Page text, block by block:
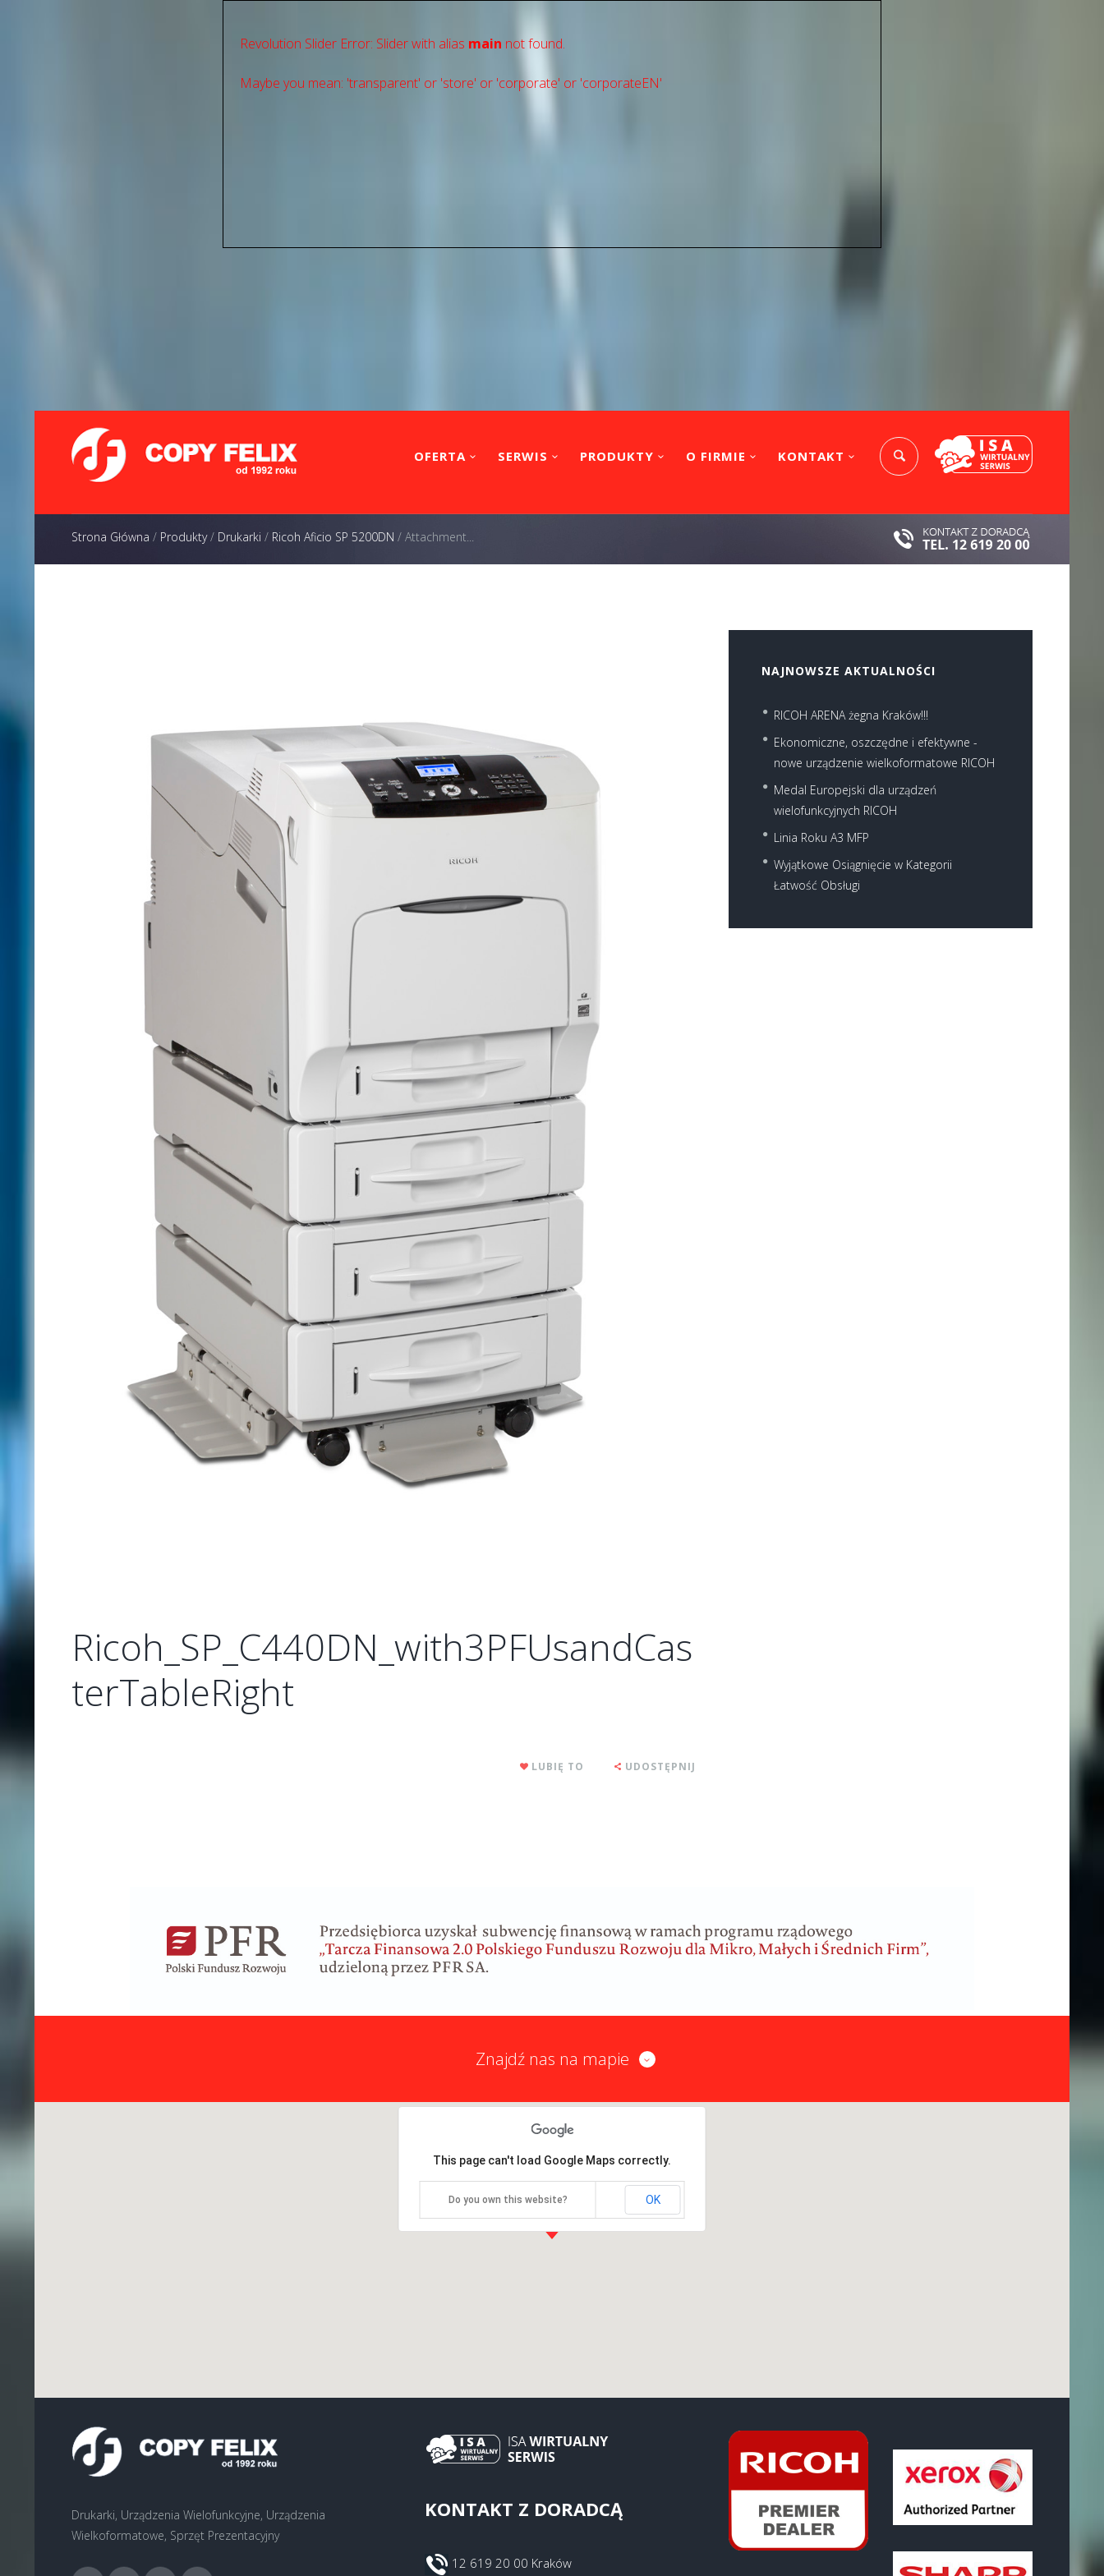
Revolution Slider Error: Slider with alias main not found.
Maybe you mean: 'transparent' or 'store' or 'сorporate' or 'corporateEN'
OFERTA SERWIS PRODUKTY O FIRMIE KONTAKT
Strona Główna / Produkty/ Drukarki / Ricoh Aficio SP 5200DN / Attachment...
Ricoh_SP_C440DN_with3PFUsandCas
terTableRight
LUBIĘ TO UDOSTĘPNIJ
NAJNOWSZE AKTUALNOŚCI
RICOH ARENA żegna Kraków!!!
Ekonomiczne, oszczędne i efektywne -
nowe urządzenie wielkoformatowe RICOH
Medal Europejski dla urządzeń
wielofunkcyjnych RICOH
Linia Roku A3 MFP
Wyjątkowe Osiągnięcie w Kategorii
Łatwość Obsługi
Znajdź nas na mapie
This page can't load Google Maps correctly.
Do you own this website? OK
Drukarki, Urządzenia Wielofunkcyjne, Urządzenia
Wielkoformatowe, Sprzęt Prezentacyjny
KONTAKT Z DORADCĄ
12 619 20 00 Kraków